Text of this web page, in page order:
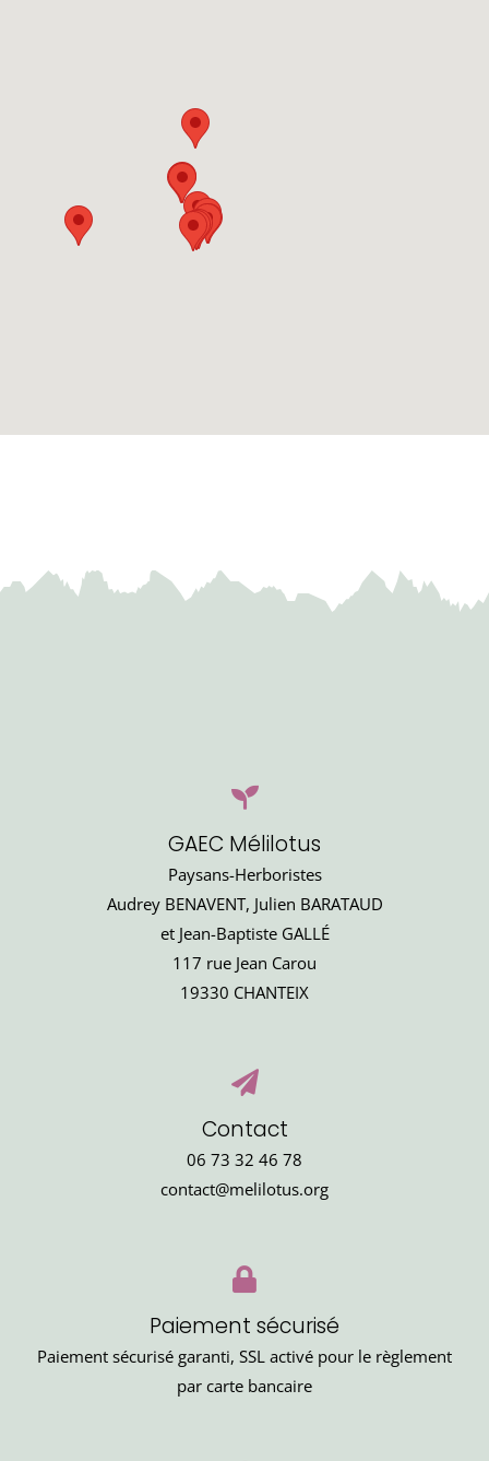
GAEC Mélilotus
Paysans-Herboristes
Audrey BENAVENT, Julien BARATAUD
et Jean-Baptiste GALLÉ
117 rue Jean Carou
19330 CHANTEIX
Contact
06 73 32 46 78
contact@melilotus.org
Paiement sécurisé
Paiement sécurisé garanti, SSL activé pour le règlement
par carte bancaire